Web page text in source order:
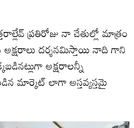
ప్రతిరోజు నా చేతుల్లో మాత్రం
దర్శనమిస్తాయి నాది గాని
అక్షరాలన్నీ
మార్కెట్ లాగా అస్తవ్యస్తమై